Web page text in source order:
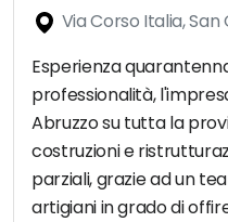
Via Corso Italia,
Esperienza
professionalità,
Abruzzo su tutta la
costruzioni e
parziali, grazie ad un
artigiani in grado di